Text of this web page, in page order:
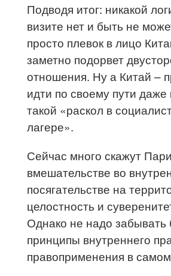
Подводя итог: никакой
визите нет и быть не
просто плевок в лицо
заметно подорвет
отношения. Ну а Китай –
идти по своему пути
такой «раскол в
лагере».
Сейчас много скажут
вмешательстве во
посягательстве на
целостность и
Однако не надо забывать
принципы внутреннего
правоприменения в